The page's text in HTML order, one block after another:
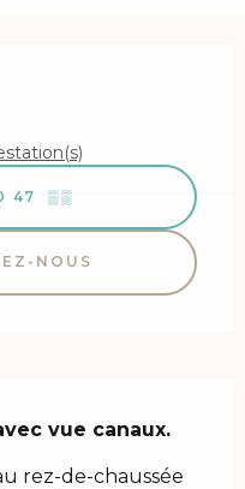
47 ▒▒
NOUS
vue canaux.
rez-de-chaussée